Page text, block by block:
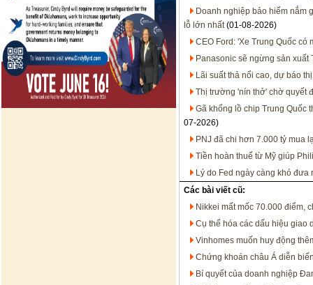
Doanh nghiệp bảo hiểm nắm
lỗ lớn nhất(01-08-2026)
CEO Ford: 'Xe Trung Quốc có
Panasonic sẽ ngừng sản xuất
Lãi suất thả nổi cao, dự báo
Thị trường 'nín thở' chờ quyết
Gã khổng lồ chip Trung Quốc
07-2026)
PNJ đã chi hơn 7.000 tỷ mua
Tiền hoàn thuế từ Mỹ giúp
Lý do Fed ngày càng khó đưa
Các bài viết cũ:
Nikkei mất mốc 70.000 điểm,
Cụ thể hóa các dấu hiệu giao
Vinhomes muốn huy động
Chứng khoán châu Á diễn
Bí quyết của doanh nghiệp